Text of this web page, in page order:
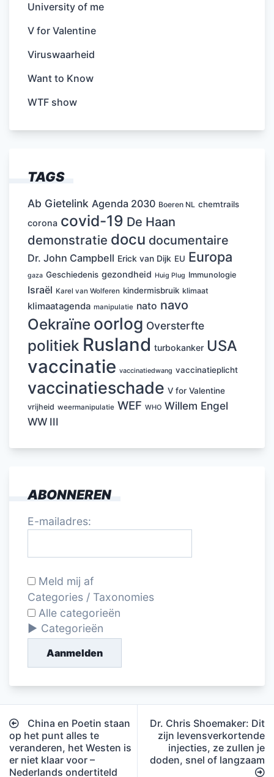
University of me
V for Valentine
Viruswaarheid
Want to Know
WTF show
TAGS
Ab Gietelink Agenda 2030 Boeren NL chemtrails
corona covid-19 De Haan
demonstratie docu documentaire
Dr. John Campbell Erick van Dijk EU Europa
gaza Geschiedenis gezondheid Huig Plug Immunologie
Israël Karel van Wolferen kindermisbruik klimaat
klimaatagenda manipulatie nato navo
Oekraïne oorlog Oversterfte
politiek Rusland turbokanker USA
vaccinatie vaccinatiedwang vaccinatieplicht
vaccinatieschade V for Valentine
vrijheid weermanipulatie WEF WHO Willem Engel
WW III
ABONNEREN
E-mailadres:
Meld mij af
Categories / Taxonomies
Alle categorieën
Categorieën
Aanmelden
Bericht
navigatie
China en Poetin staan
op het punt alles te
veranderen, het Westen is
er niet klaar voor –
Nederlands ondertiteld
Dr. Chris Shoemaker: Dit
zijn levensverkortende
injecties, ze zullen je
doden, snel of langzaam